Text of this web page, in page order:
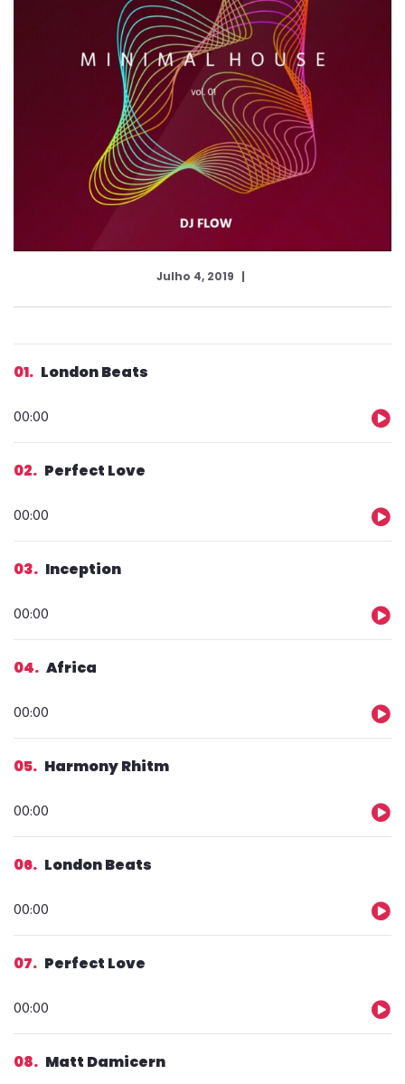
Julho 4, 2019
01 London Beats
de
áudio
00:00
02 Perfect Love
de
áudio
00:00
03 Inception
de
áudio
00:00
04 Africa
de
áudio
00:00
05 Harmony Rhitm
de
áudio
00:00
06 London Beats
de
áudio
00:00
07 Perfect Love
de
áudio
00:00
08 Matt Damicern